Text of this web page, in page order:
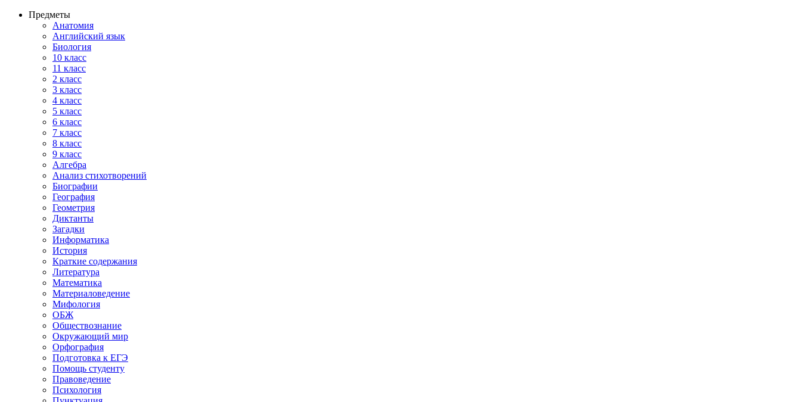
Предметы
Анатомия
Английский язык
Биология
10 класс
11 класс
2 класс
3 класс
4 класс
5 класс
6 класс
7 класс
8 класс
9 класс
Алгебра
Анализ стихотворений
Биографии
География
Геометрия
Диктанты
Загадки
Информатика
История
Краткие содержания
Литература
Математика
Материаловедение
Мифология
ОБЖ
Обществознание
Окружающий мир
Орфография
Подготовка к ЕГЭ
Помощь студенту
Правоведение
Психология